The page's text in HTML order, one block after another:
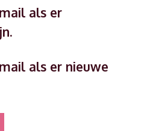
als er
als er nieuwe